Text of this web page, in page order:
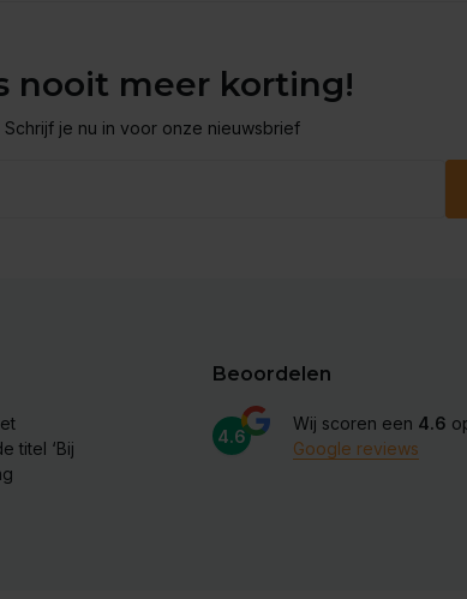
nooit meer korting!
Schrijf je nu in voor onze nieuwsbrief
titel ‘Bij
Beoordelen
4.6
Wij scoren een 4.6
Google reviews